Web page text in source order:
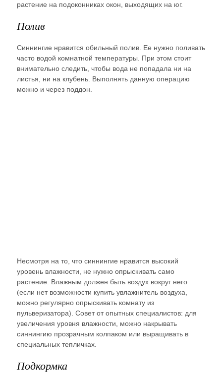
растение на подоконниках окон, выходящих на юг.
Полив
Синнингие нравится обильный полив. Ее нужно поливать
часто водой комнатной температуры. При этом стоит
внимательно следить, чтобы вода не попадала ни на
листья, ни на клубень. Выполнять данную операцию
можно и через поддон.
Несмотря на то, что синнингие нравится высокий
уровень влажности, не нужно опрыскивать само
растение. Влажным должен быть воздух вокруг него
(если нет возможности купить увлажнитель воздуха,
можно регулярно опрыскивать комнату из
пульверизатора). Совет от опытных специалистов: для
увеличения уровня влажности, можно накрывать
синнингию прозрачным колпаком или выращивать в
специальных тепличках.
Подкормка